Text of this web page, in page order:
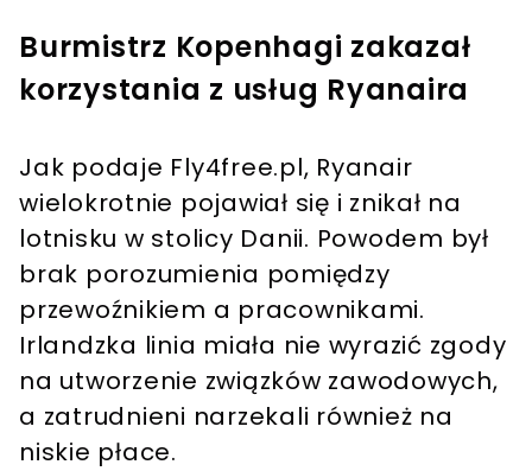
Burmistrz Kopenhagi zakazał
korzystania z usług Ryanaira
Jak podaje Fly4free.pl, Ryanair
wielokrotnie pojawiał się i znikał na
lotnisku w stolicy Danii. Powodem był
brak porozumienia pomiędzy
przewoźnikiem a pracownikami.
Irlandzka linia miała nie wyrazić zgody
na utworzenie związków zawodowych,
a zatrudnieni narzekali również na
niskie płace.